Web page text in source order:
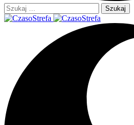
Szukaj: